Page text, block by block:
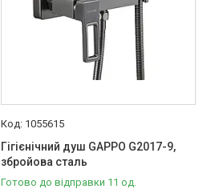
1055615
Гігієнічний душ GAPPO G2017-9,
збройова сталь
Готово до відправки 11 од.